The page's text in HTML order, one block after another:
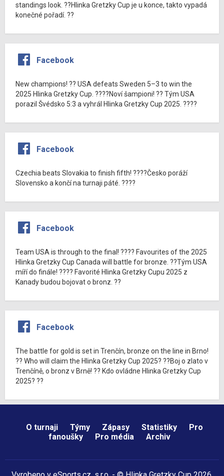
standings look. ??Hlinka Gretzky Cup je u konce, takto vypadá
konečné pořadí. ??
Facebook
New champions! ?? USA defeats Sweden 5–3 to win the
2025 Hlinka Gretzky Cup. ????Noví šampioni! ?? Tým USA
porazil Švédsko 5:3 a vyhrál Hlinka Gretzky Cup 2025. ????
Facebook
Czechia beats Slovakia to finish fifth! ????Česko poráží
Slovensko a končí na turnaji páté. ????
Facebook
Team USA is through to the final! ???? Favourites of the 2025
Hlinka Gretzky Cup Canada will battle for bronze. ??Tým USA
míří do finále! ???? Favorité Hlinka Gretzky Cupu 2025 z
Kanady budou bojovat o bronz. ??
Facebook
The battle for gold is set in Trenčín, bronze on the line in Brno!
?? Who will claim the Hlinka Gretzky Cup 2025? ??Boj o zlato v
Trenčíně, o bronz v Brně! ?? Kdo ovládne Hlinka Gretzky Cup
2025? ??
O turnaji Týmy Zápasy Statistiky
Pro
fanoušky
Pro média Archiv